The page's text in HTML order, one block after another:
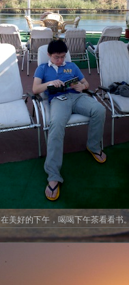
在美好的下午，喝喝下午茶看看书